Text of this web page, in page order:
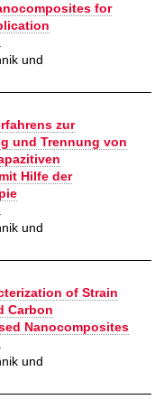
for
und
zur
und Trennung von
Hilfe der
und
of Strain
Carbon
Nanocomposites
und